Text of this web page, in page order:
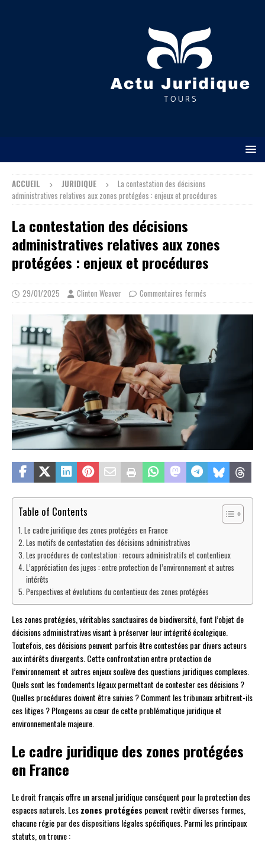
ACCUEIL JURIDIQUE
La contestation des décisions
administratives relatives aux zones protégées : enjeux et procédures
La contestation des décisions
administratives relatives aux zones
protégées : enjeux et procédures
29/01/2025 Clinton Weaver Commentaires fermés
Table of Contents
Le cadre juridique des zones protégées en France
Les motifs de contestation des décisions administratives
Les procédures de contestation : recours administratifs et contentieux
L’appréciation des juges : entre protection de l’environnement et autres
intérêts
Perspectives et évolutions du contentieux des zones protégées
Les zones protégées, véritables sanctuaires de biodiversité, font l’objet de
décisions administratives visant à préserver leur intégrité écologique.
Toutefois, ces décisions peuvent parfois être contestées par divers acteurs
aux intérêts divergents. Cette confrontation entre protection de
l’environnement et autres enjeux soulève des questions juridiques complexes.
Quels sont les fondements légaux permettant de contester ces décisions ?
Quelles procédures doivent être suivies ? Comment les tribunaux arbitrent-ils
ces litiges ? Plongeons au cœur de cette problématique juridique et
environnementale majeure.
Le cadre juridique des zones protégées
en France
Le droit français offre un arsenal juridique conséquent pour la protection des
espaces naturels. Leszones protégées peuvent revêtir diverses formes,
chacune régie par des dispositions légales spécifiques. Parmi les principaux
statuts, on trouve :